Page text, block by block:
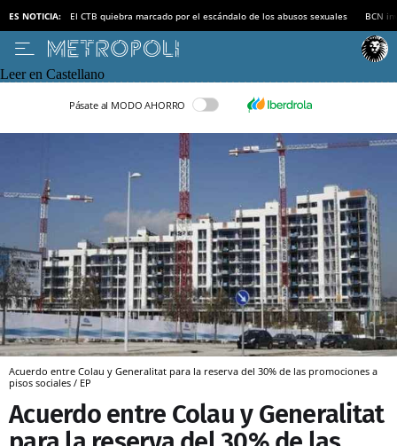
ES NOTICIA: El CTB quiebra marcado por el escándalo de los abusos sexuales BCN
Leer en Castellano
Pásate al MODO AHORRO
Acuerdo entre Colau y Generalitat para la reserva del 30% de las promociones a
pisos sociales / EP
Acuerdo entre Colau y Generalitat